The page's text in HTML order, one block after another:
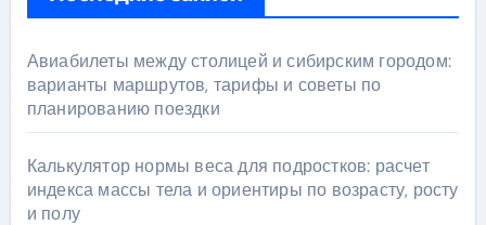
Авиабилеты между столицей и сибирским городом:
варианты маршрутов, тарифы и советы по
планированию поездки
Калькулятор нормы веса для подростков: расчет
индекса массы тела и ориентиры по возрасту, росту
и полу